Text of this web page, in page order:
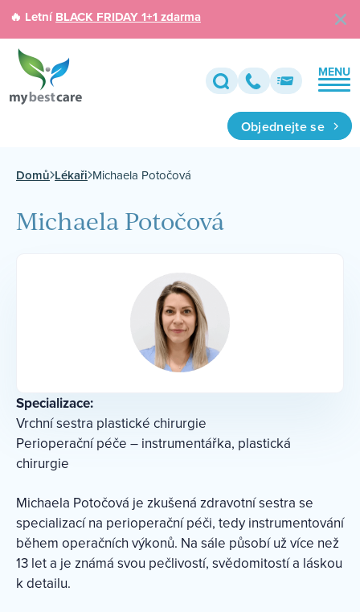
🔥 LetníBLACK FRIDAY 1+1 zdarma
Objednejte se
MENU
Domů Lékaři Michaela Potočová
Michaela Potočová
Specializace:
Vrchní sestra plastické chirurgie
Perioperační péče – instrumentářka, plastická
chirurgie
Michaela Potočová je zkušená zdravotní sestra se
specializací na perioperační péči, tedy instrumentování
během operačních výkonů. Na sále působí už více než
13 let a je známá svou pečlivostí, svědomitostí a láskou
k detailu.